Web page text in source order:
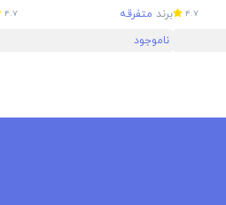
4.7 برند متفرقه 4.7
ناموجود